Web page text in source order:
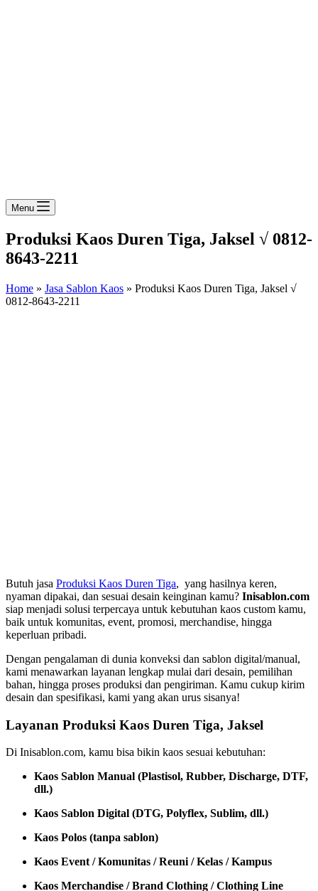
Menu
Produksi Kaos Duren Tiga, Jaksel √ 0812-
8643-2211
Home » Jasa Sablon Kaos » Produksi Kaos Duren Tiga, Jaksel √
0812-8643-2211
Butuh jasa Produksi Kaos Duren Tiga, yang hasilnya keren,
nyaman dipakai, dan sesuai desain keinginan kamu? Inisablon.com
siap menjadi solusi terpercaya untuk kebutuhan kaos custom kamu,
baik untuk komunitas, event, promosi, merchandise, hingga
keperluan pribadi.
Dengan pengalaman di dunia konveksi dan sablon digital/manual,
kami menawarkan layanan lengkap mulai dari desain, pemilihan
bahan, hingga proses produksi dan pengiriman. Kamu cukup kirim
desain dan spesifikasi, kami yang akan urus sisanya!
Layanan Produksi Kaos Duren Tiga, Jaksel
Di Inisablon.com, kamu bisa bikin kaos sesuai kebutuhan:
Kaos Sablon Manual (Plastisol, Rubber, Discharge, DTF,
dll.)
Kaos Sablon Digital (DTG, Polyflex, Sublim, dll.)
Kaos Polos (tanpa sablon)
Kaos Event / Komunitas / Reuni / Kelas / Kampus
Kaos Merchandise / Brand Clothing / Clothing Line